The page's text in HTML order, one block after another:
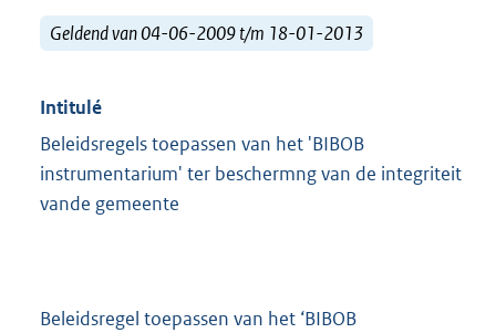
Geldend van 04-06-2009 t/m 18-01-2013
Intitulé
Beleidsregels toepassen van het 'BIBOB
instrumentarium' ter beschermng van de integriteit
vande gemeente
Beleidsregel toepassen van het ‘BIBOB